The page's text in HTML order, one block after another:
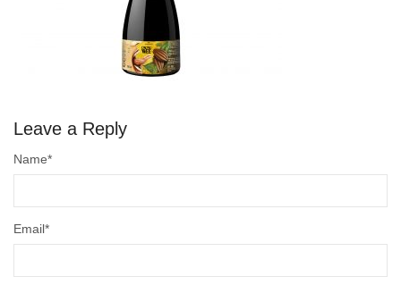
Leave a Reply
Name*
Email*